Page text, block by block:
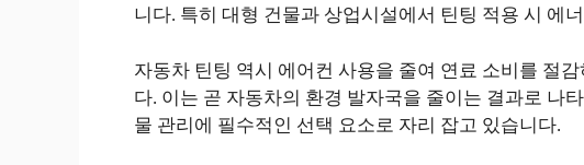
니다. 특히 대형 건물과 상업시설에서 틴팅 적용 시 에
자동차 틴팅 역시 에어컨 사용을 줄여 연료 소비를 절
다. 이는 곧 자동차의 환경 발자국을 줄이는 결과로 나
물 관리에 필수적인 선택 요소로 자리 잡고 있습니다.